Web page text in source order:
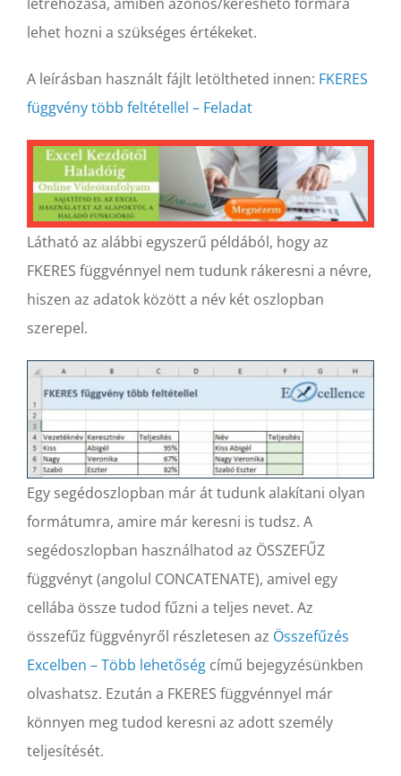
létrehozása, amiben azonos/kereshető formára
lehet hozni a szükséges értékeket.
A leírásban használt fájlt letöltheted innen: FKERES
függvény több feltétellel – Feladat
Látható az alábbi egyszerű példából, hogy az
FKERES függvénnyel nem tudunk rákeresni a névre,
hiszen az adatok között a név két oszlopban
szerepel.
Egy segédoszlopban már át tudunk alakítani olyan
formátumra, amire már keresni is tudsz. A
segédoszlopban használhatod az ÖSSZEFŰZ
függvényt (angolul CONCATENATE), amivel egy
cellába össze tudod fűzni a teljes nevet. Az
összefűz függvényről részletesen az Összefűzés
Excelben – Több lehetőség című bejegyzésünkben
olvashatsz. Ezután a FKERES függvénnyel már
könnyen meg tudod keresni az adott személy
teljesítését.